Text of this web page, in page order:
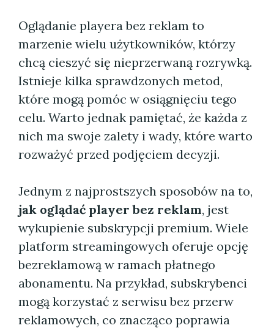
Oglądanie playera bez reklam to
marzenie wielu użytkowników, którzy
chcą cieszyć się nieprzerwaną rozrywką.
Istnieje kilka sprawdzonych metod,
które mogą pomóc w osiągnięciu tego
celu. Warto jednak pamiętać, że każda z
nich ma swoje zalety i wady, które warto
rozważyć przed podjęciem decyzji.
Jednym z najprostszych sposobów na to,
jak oglądać player bez reklam, jest
wykupienie subskrypcji premium. Wiele
platform streamingowych oferuje opcję
bezreklamową w ramach płatnego
abonamentu. Na przykład, subskrybenci
mogą korzystać z serwisu bez przerw
reklamowych, co znacząco poprawia